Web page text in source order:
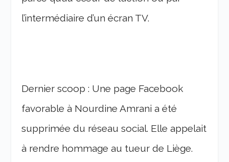
l’intermédiaire d’un écran TV.
Dernier scoop : Une page Facebook
favorable à Nourdine Amrani a été
supprimée du réseau social. Elle appelait
à rendre hommage au tueur de Liège.